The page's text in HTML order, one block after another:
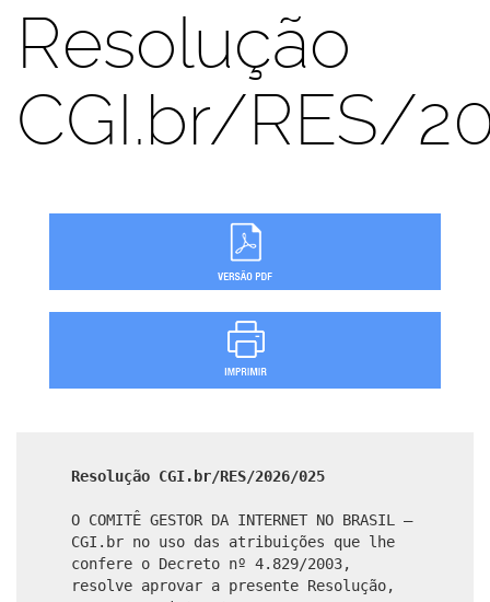
Resolução
CGI.br/RES/
Resolução CGI.br/RES/2026/025
O COMITÊ GESTOR DA INTERNET NO BRASIL –
CGI.br no uso das atribuições que lhe
confere o Decreto nº 4.829/2003,
resolve aprovar a presente Resolução,